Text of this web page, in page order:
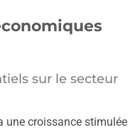
sur le secteur
une croissance stimulée